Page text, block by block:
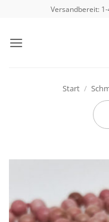
springen
Versandbereit: 1-
Start /